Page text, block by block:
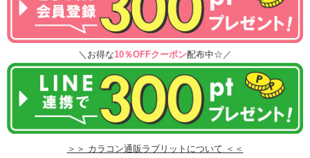
＼お得な10％OFFクーポン配布中☆／
＞＞ カラコン通販ラブリットについて ＜＜